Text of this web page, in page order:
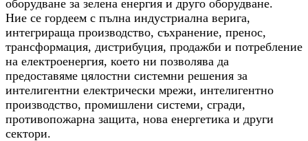
оборудване за зелена енергия и друго оборудване.
Ние се гордеем с пълна индустриална верига,
интегрираща производство, съхранение, пренос,
трансформация, дистрибуция, продажби и потребление
на електроенергия, което ни позволява да
предоставяме цялостни системни решения за
интелигентни електрически мрежи, интелигентно
производство, промишлени системи, сгради,
противопожарна защита, нова енергетика и други
сектори.